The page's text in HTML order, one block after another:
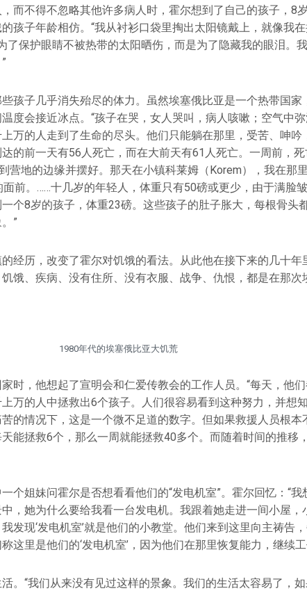
而不得不忽略其他许多病人时，霍尔想到了自己的孩子，8
孩子年龄相仿。“我从衬衫口袋里掏出太阳镜戴上，就像我
保护眼睛不被热带的太阳晒伤，而是为了隐藏我的眼泪。
孩子几乎消失殆尽的体力。虽然埃塞俄比亚是一个热带国家
度会接近冰点。“孩子在哭，女人哭叫，病人咳嗽；空气中
万的人走到了生命的尽头。他们只能躺在那里，受苦、呻吟
的前一天有56人死亡，而在大前天有61人死亡。一周前，
营地的边缘并摆好。那天在小镇科莱姆（Korem），我在那
前。……十几岁的年轻人，体重只有50磅或更少，由于满脸
个8岁的孩子，体重23磅。这些孩子的肚子胀大，每根骨头
”
经历，改变了霍尔对饥饿的看法。从此他在接下来的几十年
饿、疾病、没有住所、没有衣服、战争、仇恨，都是在那次
1980年代的埃塞俄比亚大饥荒
时，他想起了宣明会和仁爱传教会的工作人员。“每天，他
万的人中拯救出6个孩子。人们很容易看到这种努力，并想
的情况下，这是一个微不足道的数字。但如果救援人员根本
能拯救6个，那么一周就能拯救40多个。而随着时间的推移
个姐妹问霍尔是否想看看他们的“发电机室”。霍尔回忆：“我
，她为什么要给我看一台发电机。我跟着她走进一间小屋，
发现‘发电机室’就是他们的小教堂。他们来到这里向主祷告
这里是他们的‘发电机室’，因为他们在那里恢复能力，继续工
。“我们从来没有见过这样的景象。我们的生活太容易了，